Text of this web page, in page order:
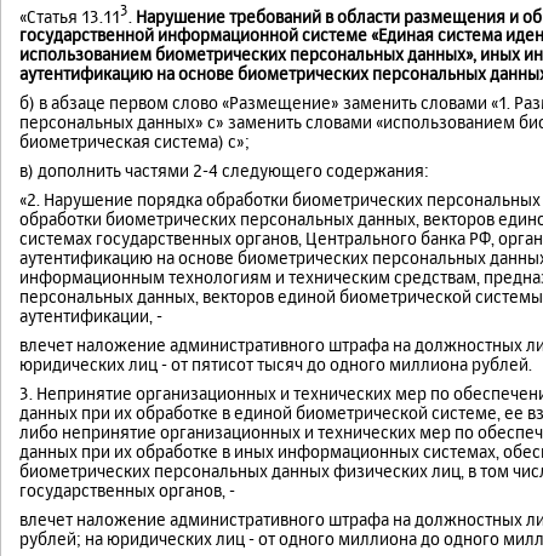
«Статья 13.113 Нарушение требований в области размещения и
государственной информационной системе «Единая система
использованием биометрических персональных данных», иных
аутентификацию на основе биометрических персональных
б) в абзаце первом слово «Размещение» заменить словами «1.
персональных данных» с» заменить словами «использованием
биометрическая система) с»;
в) дополнить частями 2-4 следующего содержания:
«2. Нарушение порядка обработки биометрических
обработки биометрических персональных данных, векторов
системах государственных органов, Центрального банка РФ,
аутентификацию на основе биометрических персональных
информационным технологиям и техническим средствам,
персональных данных, векторов единой биометрической
аутентификации, -
влечет наложение административного штрафа на должностных
юридических лиц - от пятисот тысяч до одного миллиона рублей.
3. Непринятие организационных и технических мер по
данных при их обработке в единой биометрической системе,
либо непринятие организационных и технических мер по
данных при их обработке в иных информационных системах,
биометрических персональных данных физических лиц, в том
государственных органов, -
влечет наложение административного штрафа на должностных
рублей; на юридических лиц - от одного миллиона до одного